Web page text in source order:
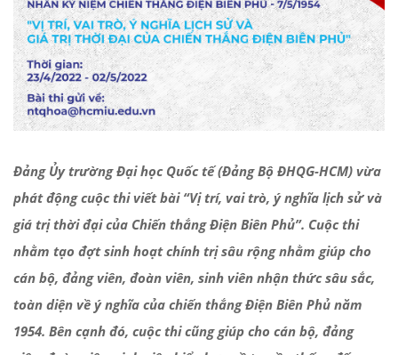
Đảng Ủy trường Đại học Quốc tế (Đảng Bộ ĐHQG-HCM) vừa
phát động cuộc thi viết bài “Vị trí, vai trò, ý nghĩa lịch sử và
giá trị thời đại của Chiến thắng Điện Biên Phủ”. Cuộc thi
nhằm tạo đợt sinh hoạt chính trị sâu rộng nhằm giúp cho
cán bộ, đảng viên, đoàn viên, sinh viên nhận thức sâu sắc,
toàn diện về ý nghĩa của chiến thắng Điện Biên Phủ năm
1954. Bên cạnh đó, cuộc thi cũng giúp cho cán bộ, đảng